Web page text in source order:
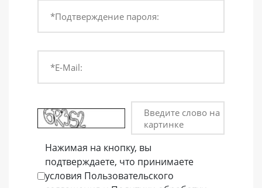
*Подтверждение пароля:
*E-Mail:
Введите слово на
картинке
Нажимая на кнопку, вы
подтверждаете, что принимаете
условия Пользовательского